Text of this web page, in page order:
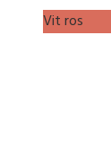
Vit ros